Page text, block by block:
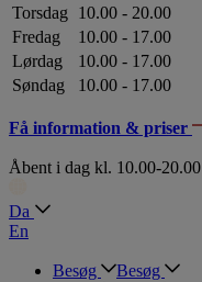
Torsdag
10.00 - 20.00
Fredag
10.00 - 17.00
Lørdag
10.00 - 17.00
Søndag
10.00 - 17.00
Få information & priser
Åbent i dag kl. 10.00-20.00
Da
En
Besøg
Besøg